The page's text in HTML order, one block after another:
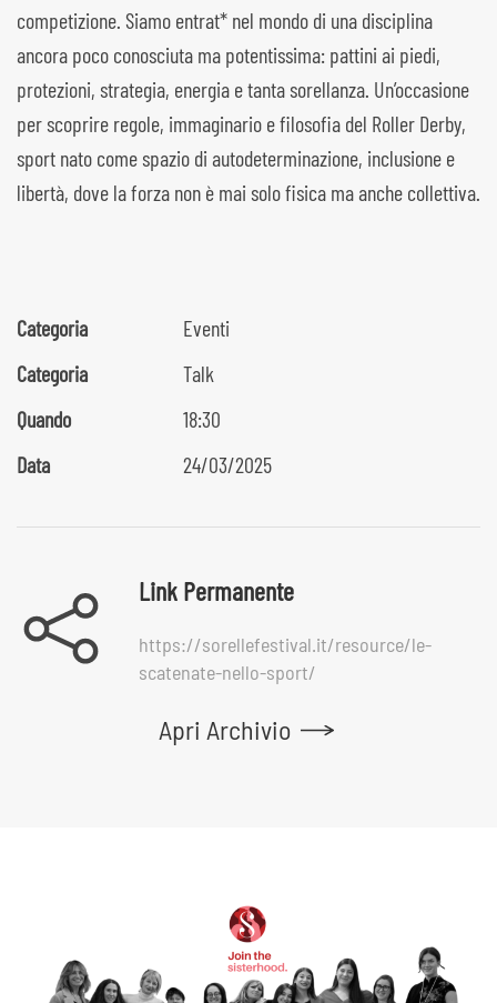
competizione. Siamo entrat* nel mondo di una disciplina
ancora poco conosciuta ma potentissima: pattini ai piedi,
protezioni, strategia, energia e tanta sorellanza. Un’occasione
per scoprire regole, immaginario e filosofia del Roller Derby,
sport nato come spazio di autodeterminazione, inclusione e
libertà, dove la forza non è mai solo fisica ma anche collettiva.
Categoria
Eventi
Categoria
Talk
Quando
18:30
Data
24/03/2025
Link Permanente
https://sorellefestival.it/resource/le-
scatenate-nello-sport/
Apri Archivio